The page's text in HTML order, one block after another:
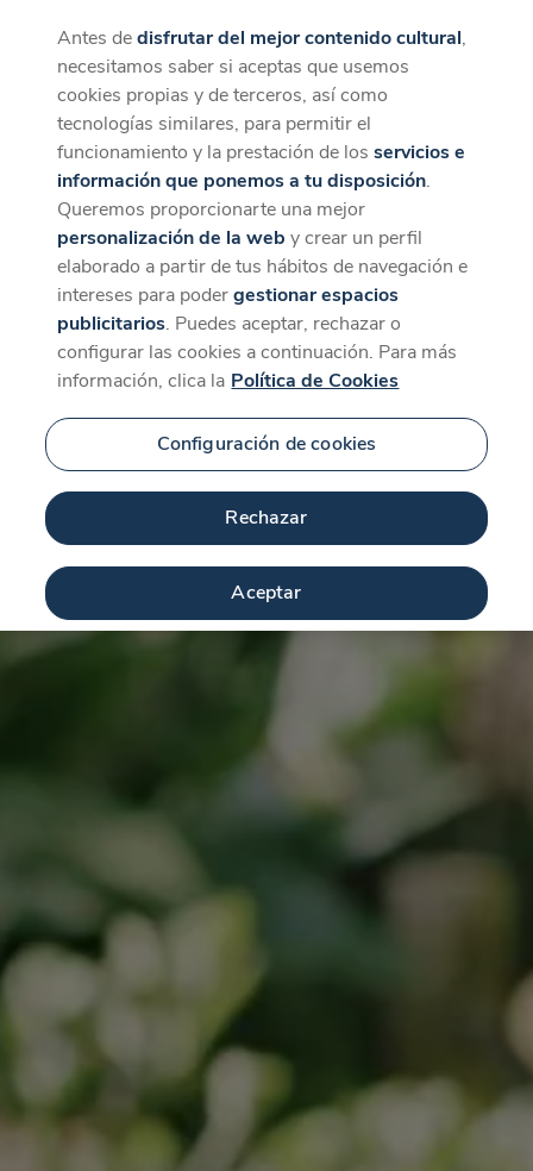
CaixaForum+
La mejor experiencia desde la App
Descargar
Antes dedisfrutar del mejor contenido cultural,
necesitamos saber si aceptas que usemos
cookies propias y de terceros, así como
tecnologías similares, para permitir el
funcionamiento y la prestación de losservicios e
información que ponemos a tu disposición.
Queremos proporcionarte una mejor
personalización de la web y crear un perfil
elaborado a partir de tus hábitos de navegación e
intereses para podergestionar espacios
publicitarios. Puedes aceptar, rechazar o
configurar las cookies a continuación. Para más
información, clica la Política de Cookies
Configuración de cookies
Rechazar
Aceptar